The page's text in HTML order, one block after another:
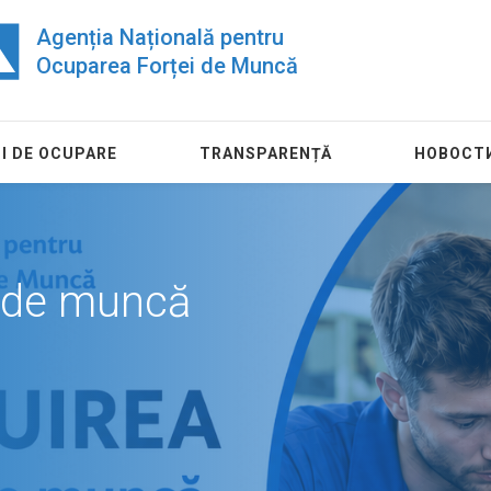
Agenția Națională pentru
Ocuparea Forței de Muncă
DE OCUPARE TRANSPARENȚĂ
muncă